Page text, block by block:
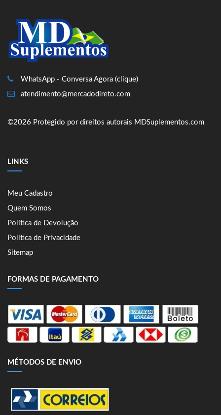
WhatsApp - Conversa Agora (clique)
atendimento@mercadodireto.com
©2026 Protegido por direitos autorais MDSuplementos.com
LINKS
Meu Cadastro
Quem Somos
Política de Devolução
Política de Privacidade
Sitemap
FORMAS DE PAGAMENTO
MÉTODOS DE ENVIO